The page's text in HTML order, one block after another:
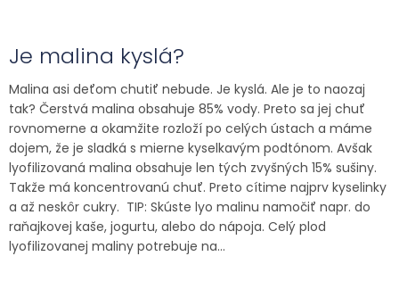
Je malina kyslá?
Malina asi deťom chutiť nebude. Je kyslá. Ale je to naozaj
tak? Čerstvá malina obsahuje 85% vody. Preto sa jej chuť
rovnomerne a okamžite rozloží po celých ústach a máme
dojem, že je sladká s mierne kyselkavým podtónom. Avšak
lyofilizovaná malina obsahuje len tých zvyšných 15% sušiny.
Takže má koncentrovanú chuť. Preto cítime najprv kyselinky
a až neskôr cukry. TIP: Skúste lyo malinu namočiť napr. do
raňajkovej kaše, jogurtu, alebo do nápoja. Celý plod
lyofilizovanej maliny potrebuje na...